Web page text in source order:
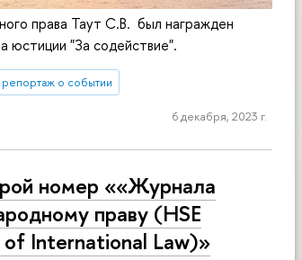
права Таут С.В. был награжден
юстиции "За содействие".
репортаж о событии
6 декабря, 2023 г.
номер ««Журнала
праву (HSE
International Law)»